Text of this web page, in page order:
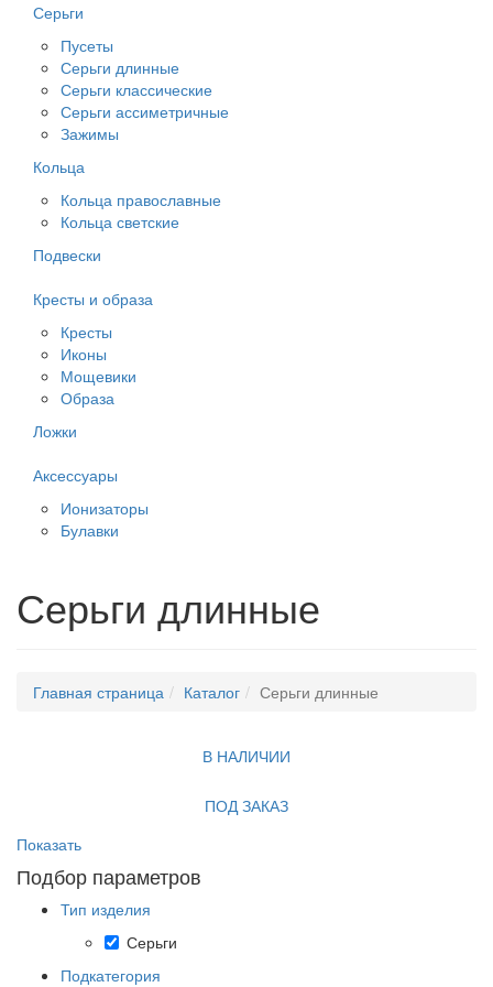
Серьги
Пусеты
Серьги длинные
Серьги классические
Серьги ассиметричные
Зажимы
Кольца
Кольца православные
Кольца светские
Подвески
Кресты и образа
Кресты
Иконы
Мощевики
Образа
Ложки
Аксессуары
Ионизаторы
Булавки
Серьги длинные
Главная страница Каталог Серьги длинные
В НАЛИЧИИ
ПОД ЗАКАЗ
Показать
Подбор параметров
Тип изделия
Серьги
Подкатегория